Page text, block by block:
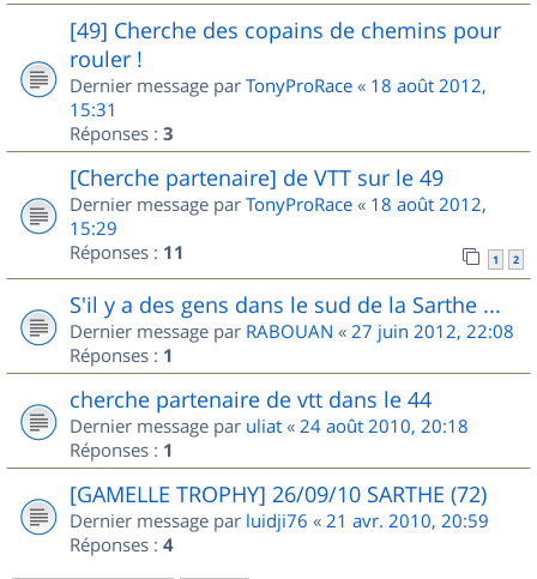
[49] Cherche des copains de chemins pour
rouler !
Dernier message par TonyProRace « 18 août 2012,
15:31
Réponses : 3
[Cherche partenaire] de VTT sur le 49
Dernier message par TonyProRace « 18 août 2012,
15:29
Réponses : 11 1 2
S'il y a des gens dans le sud de la Sarthe ...
Dernier message par RABOUAN « 27 juin 2012, 22:08
Réponses : 1
cherche partenaire de vtt dans le 44
Dernier message par uliat « 24 août 2010, 20:18
Réponses : 1
[GAMELLE TROPHY] 26/09/10 SARTHE (72)
Dernier message par luidji76 « 21 avr. 2010, 20:59
Réponses : 4